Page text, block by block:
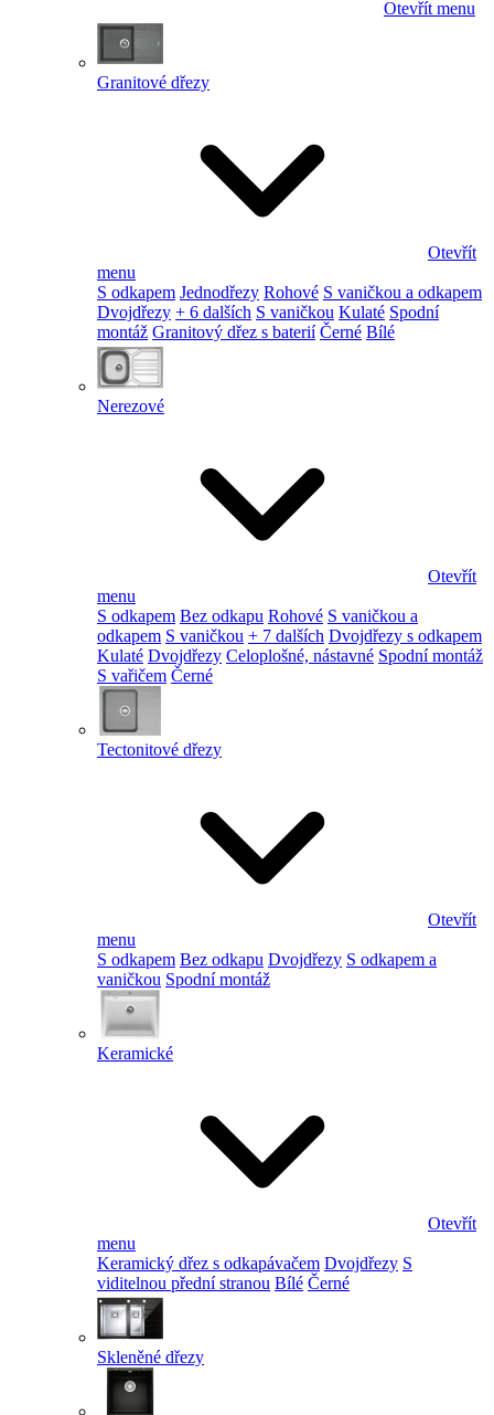
Otevřít menu
Granitové dřezy
Otevřít
menu
S odkapem Jednodřezy Rohové S vaničkou a odkapem
Dvojdřezy + 6 dalších S vaničkou Kulaté Spodní
montáž Granitový dřez s baterií Černé Bílé
Nerezové
Otevřít
menu
S odkapem Bez odkapu Rohové S vaničkou a
odkapem S vaničkou + 7 dalších Dvojdřezy s odkapem
Kulaté Dvojdřezy Celoplošné, nástavné Spodní montáž
S vařičem Černé
Tectonitové dřezy
Otevřít
menu
S odkapem Bez odkapu Dvojdřezy S odkapem a
vaničkou Spodní montáž
Keramické
Otevřít
menu
Keramický dřez s odkapávačem Dvojdřezy S
viditelnou přední stranou Bílé Černé
Skleněné dřezy